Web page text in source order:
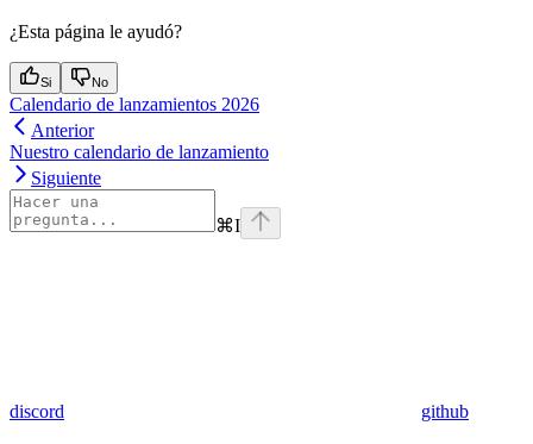
¿Esta página le ayudó?
Si No
Calendario de lanzamientos 2026
Anterior
Nuestro calendario de lanzamiento
Siguiente
⌘I
discord github